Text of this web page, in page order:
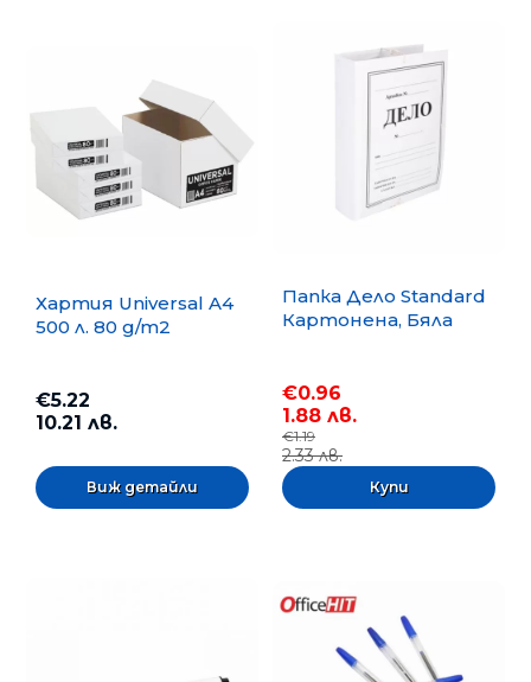
Хартия Universal A4
500 л. 80 g/m2
€5.22
10.21 лв.
Виж детайли
Папка Дело Standard
Картонена, Бяла
€0.96
1.88 лв.
€1.19
2.33 лв.